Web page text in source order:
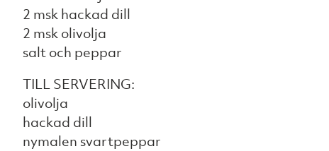
2 msk hackad dill
2 msk olivolja
salt och peppar
TILL SERVERING:
olivolja
hackad dill
nymalen svartpeppar